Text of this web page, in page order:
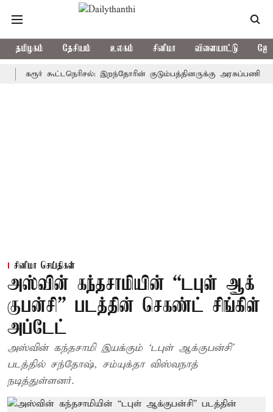
தமிழகம் தேசியம் உலகம் சினிமா விளையாட்டு
கூட்டநெரிசல்: இறந்தோரின் குடும்பத்தினருக்கு அரசுப்பணி
சினிமா செய்திகள்
அஸ்​வின் கந்​த​சாமியின் “டபுள் ஆக்​
குபன்​சி” படத்தின் செகண்ட் சிங்கிள்
அப்டேட்
அஸ்​வின் கந்​த​சாமி இயக்​கும் ‘டபுள் ஆக்​குபன்​சி’
படத்தில் சந்​தோஷ், சம்யுக்தா விஸ்​வ​நாத்
நடித்துள்ளனர்.